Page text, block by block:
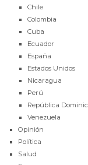
Chile
Colombia
Cuba
Ecuador
España
Estados Unidos
Nicaragua
Perú
República
Venezuela
Opinión
Política
Salud